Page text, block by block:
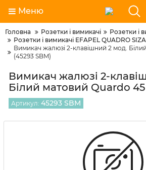
Меню
Головна Розетки і вимикачі
Розетки і
Розетки і вимикачі EFAPEL QUADRO
Вимикач жалюзі 2-клавішний 2 мод.
(45293 SBM)
Вимикач жалюзі 2-
Білий матовий Quardo 45
Артикул: 45293 SBM